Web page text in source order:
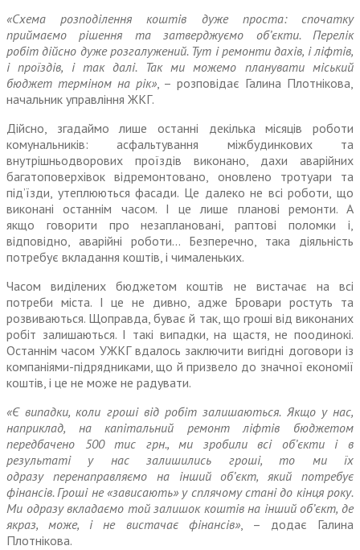
«Схема розподілення коштів дуже проста: спочатку
приймаємо рішення та затверджуємо об’єкти. Перелік
робіт дійсно дуже розгалужений. Тут і ремонти дахів, і ліфтів,
і проїздів, і так далі. Так ми можемо планувати міський
бюджет терміном на рік», – розповідає Галина Плотнікова,
начальник управління ЖКГ.
Дійсно, згадаймо лише останні декілька місяців роботи
комунальників: асфальтування міжбудинкових та
внутрішньодворових проїздів виконано, дахи аварійних
багатоповерхівок відремонтовано, оновлено тротуари та
під’їзди, утеплюються фасади. Це далеко не всі роботи, що
виконані останнім часом. І це лише планові ремонти. А
якщо говорити про незаплановані, раптові поломки і,
відповідно, аварійні роботи… Безперечно, така діяльність
потребує вкладання коштів, і чималеньких.
Часом виділених бюджетом коштів не вистачає на всі
потреби міста. І це не дивно, адже Бровари ростуть та
розвиваються. Щоправда, буває й так, що гроші від виконаних
робіт залишаються. І такі випадки, на щастя, не поодинокі.
Останнім часом УЖКГ вдалось заключити вигідні договори із
компаніями-підрядниками, що й призвело до значної економії
коштів, і це не може не радувати.
«Є випадки, коли гроші від робіт залишаються. Якщо у нас,
наприклад, на капітальний ремонт ліфтів бюджетом
передбачено 500 тис грн., ми зробили всі об’єкти і в
результаті у нас залишились гроші, то ми їх
одразу перенаправляємо на інший об’єкт, який потребує
фінансів. Гроші не «зависають» у сплячому стані до кінця року.
Ми одразу вкладаємо той залишок коштів на інший об’єкт, де
якраз, може, і не вистачає фінансів», – додає Галина
Плотнікова.